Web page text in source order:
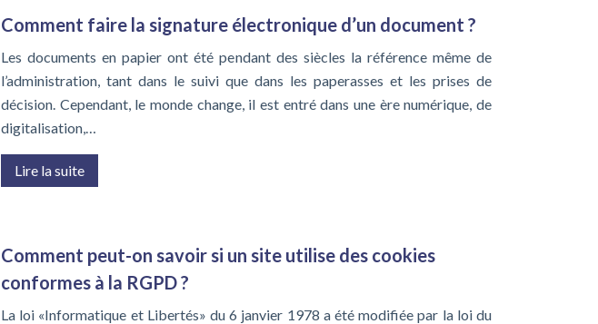
Comment faire la signature électronique d’un document ?
Les documents en papier ont été pendant des siècles la référence même de
l’administration, tant dans le suivi que dans les paperasses et les prises de
décision. Cependant, le monde change, il est entré dans une ère numérique, de
digitalisation,…
Lire la suite
Comment peut-on savoir si un site utilise des cookies
conformes à la RGPD ?
La loi «Informatique et Libertés» du 6 janvier 1978 a été modifiée par la loi du